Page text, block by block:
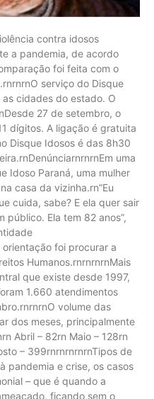
contra idosos
a pandemia, de acordo
foi feita com o
serviço do Disque
cidades do estado. O
27 de setembro, o
dígitos. A ligação é gratuita
Disque Idosos é das 8h30
uma
Idoso Paraná, uma mulher
casa da vizinha.rn”Eu
cuida, sabe? E ela quer sair
público. Ela tem 82 anos”,
foi procurar a
Humanos.rnrnrnrnMais
que existe desde 1997,
1.660 atendimentos
volume das
dos meses, principalmente
Abril – 82rn Maio – 128rn
– 399rnrnrnrnrnTipos de
pandemia e crise, os casos
– que é quando a
ficando sem o